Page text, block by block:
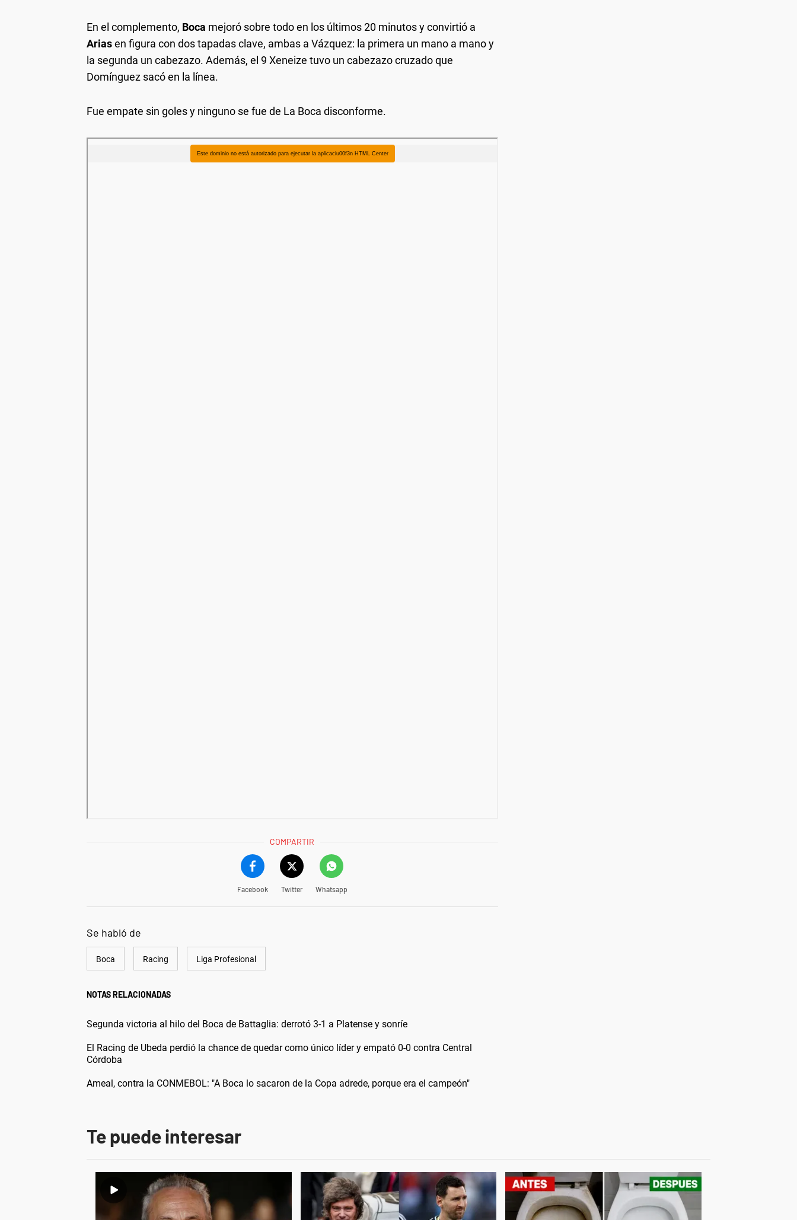
En el complemento, Boca mejoró sobre todo en los últimos 20 minutos y convirtió a
Ariasen figura con dos tapadas clave, ambas a Vázquez: la primera un mano a mano y
la segunda un cabezazo. Además, el 9 Xeneize tuvo un cabezazo cruzado que
Domínguez sacó en la línea.
Fue empate sin goles y ninguno se fue de La Boca disconforme.
COMPARTIR
Facebook Twitter Whatsapp
Se habló de
Boca Racing Liga Profesional
NOTAS RELACIONADAS
Segunda victoria al hilo del Boca de Battaglia: derrotó 3-1 a Platense y sonríe
El Racing de Ubeda perdió la chance de quedar como único líder y empató 0-0 contra Central
Córdoba
Ameal, contra la CONMEBOL: "A Boca lo sacaron de la Copa adrede, porque era el campeón"
Te puede interesar